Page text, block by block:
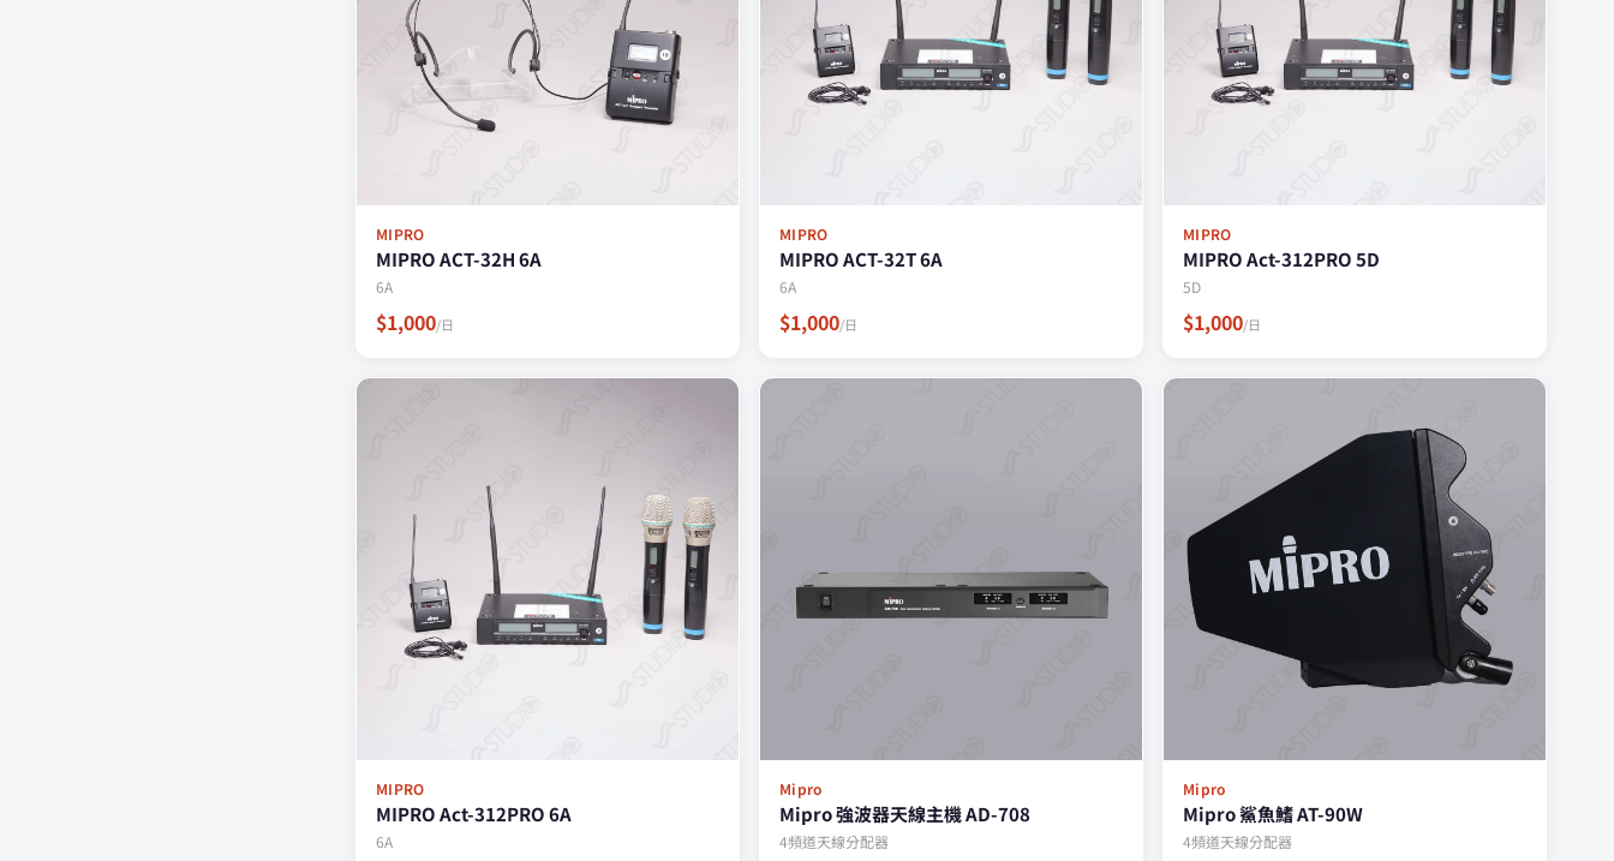
MIPRO
MIPRO ACT-32H 6A
6A
$1,000/日
MIPRO
MIPRO ACT-32T 6A
6A
$1,000/日
MIPRO
MIPRO Act-312PRO 5D
5D
$1,000/日
MIPRO
MIPRO Act-312PRO 6A
6A
Mipro
Mipro 強波器天線主機 AD-708
4頻道天線分配器
Mipro
Mipro 鯊魚鰭 AT-90W
4頻道天線分配器